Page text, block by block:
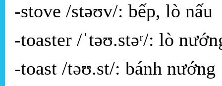
-stove /stəʊv/: bếp, lò nấu
-toaster /ˈtəʊ.stəʳ/: lò
-toast /təʊ.st/: bánh nướng